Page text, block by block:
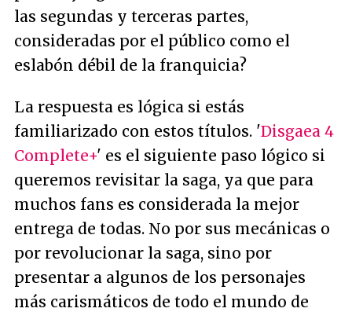
las segundas y terceras partes,
consideradas por el público como el
eslabón débil de la franquicia?
La respuesta es lógica si estás
familiarizado con estos títulos. 'Disgaea 4
Complete+' es el siguiente paso lógico si
queremos revisitar la saga, ya que para
muchos fans es considerada la mejor
entrega de todas. No por sus mecánicas o
por revolucionar la saga, sino por
presentar a algunos de los personajes
más carismáticos de todo el mundo de